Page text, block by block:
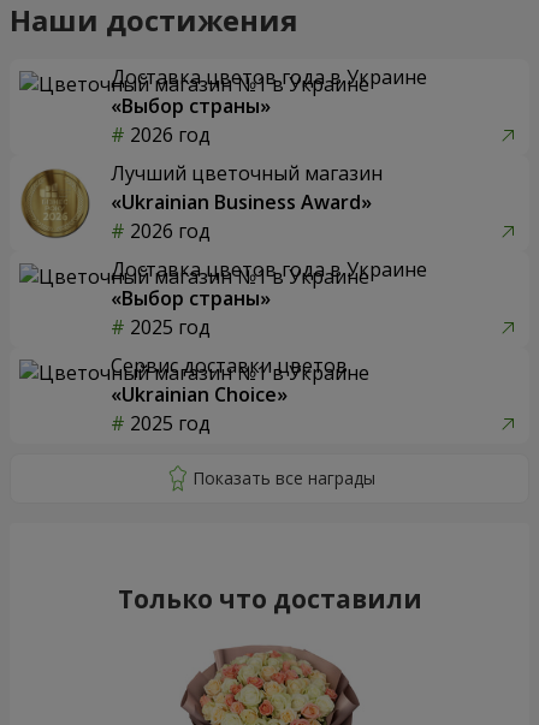
Наши достижения
Доставка цветов года в Украине
«Выбор страны»
2026 год
Лучший цветочный магазин
«Ukrainian Business Award»
2026 год
Доставка цветов года в Украине
«Выбор страны»
2025 год
Сервис доставки цветов
«Ukrainian Choice»
2025 год
Только что доставили